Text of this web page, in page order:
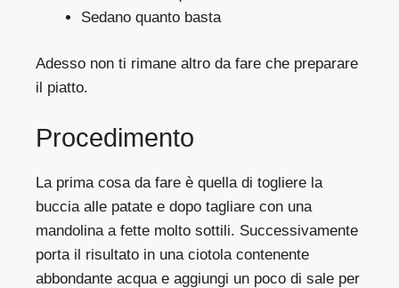
Sedano quanto basta
Adesso non ti rimane altro da fare che preparare
il piatto.
Procedimento
La prima cosa da fare è quella di togliere la
buccia alle patate e dopo tagliare con una
mandolina a fette molto sottili. Successivamente
porta il risultato in una ciotola contenente
abbondante acqua e aggiungi un poco di sale per